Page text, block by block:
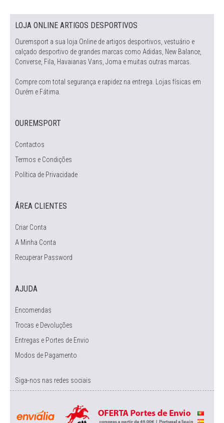
LOJA ONLINE ARTIGOS DESPORTIVOS
Ouremsport a sua loja Online de artigos desportivos, vestuário e
calçado desportivo de grandes marcas como Adidas, New Balance,
Converse, Fila, Havaianas Vans, Joma e muitas outras marcas.
Compre com total segurança e rapidez na entrega. Lojas físicas em
Ourém e Fátima.
OUREMSPORT
Contactos
Termos e Condições
Política de Privacidade
ÁREA CLIENTES
Criar Conta
A Minha Conta
Recuperar Password
AJUDA
Encomendas
Trocas e Devoluções
Entregas e Portes de Envio
Modos de Pagamento
Siga-nos nas redes sociais